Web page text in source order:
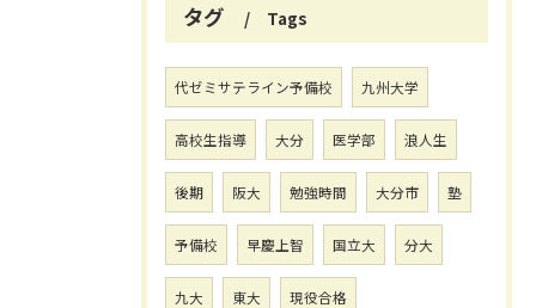
タグ Tags
代ゼミサテライン予備校 九州大学
高校生指導 大分 医学部 浪人生
後期 阪大 勉強時間 大分市 塾
予備校 早慶上智 国立大 分大
九大 東大 現役合格